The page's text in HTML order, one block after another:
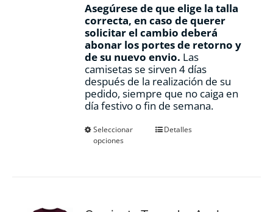
Asegúrese de que elige la talla
correcta, en caso de querer
solicitar el cambio deberá
abonar los portes de retorno y
de su nuevo envio. Las
camisetas se sirven 4 días
después de la realización de su
pedido, siempre que no caiga en
día festivo o fin de semana.
Seleccionar
opciones
EsteDetalles